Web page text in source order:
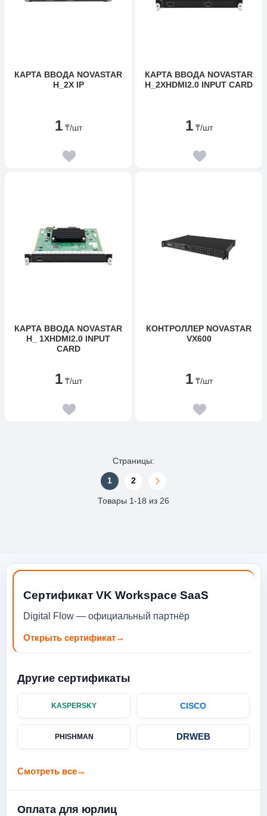
КАРТА ВВОДА NOVASTAR
H_2X IP
1 ₸/шт
КАРТА ВВОДА NOVASTAR
H_2XHDMI2.0 INPUT CARD
1 ₸/шт
КАРТА ВВОДА NOVASTAR
H_ 1XHDMI2.0 INPUT
CARD
1 ₸/шт
КОНТРОЛЛЕР NOVASTAR
VX600
1 ₸/шт
Страницы:
1 2
Товары 1-18 из 26
Сертификат VK Workspace SaaS
Digital Flow — официальный партнёр
Открыть сертификат→
Другие сертификаты
KASPERSKY CISCO
PHISHMAN DRWEB
Смотреть все→
Оплата для юрлиц